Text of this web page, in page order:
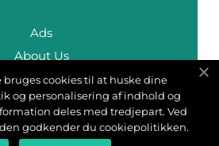
Ads
About Us
Cookies
Contact
Sitemap
bruges cookies til at huske dine
og personalisering af indhold og
deles med tredjepart. Ved
godkender du cookiepolitikken.